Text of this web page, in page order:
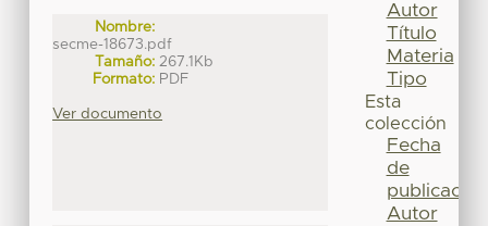
Nombre:
secme-18673.pdf
Tamaño: 267.1Kb
Formato: PDF
Ver documento
Autor
Título
Materia
Tipo
Esta
colección
Fecha
de
publicación
Autor